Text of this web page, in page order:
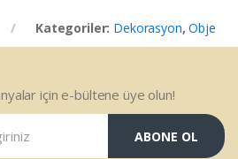
Kategoriler: Dekorasyon,Obje
için e-bültene üye olun!
ABONE OL